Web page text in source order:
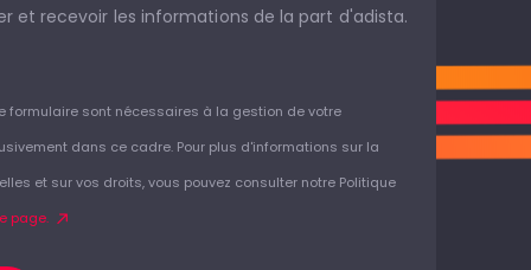
et recevoir les informations de la part d'adista.
formulaire sont nécessaires à la gestion de votre
dans ce cadre. Pour plus d'informations sur la
et sur vos droits, vous pouvez consulter notre Politique
page.